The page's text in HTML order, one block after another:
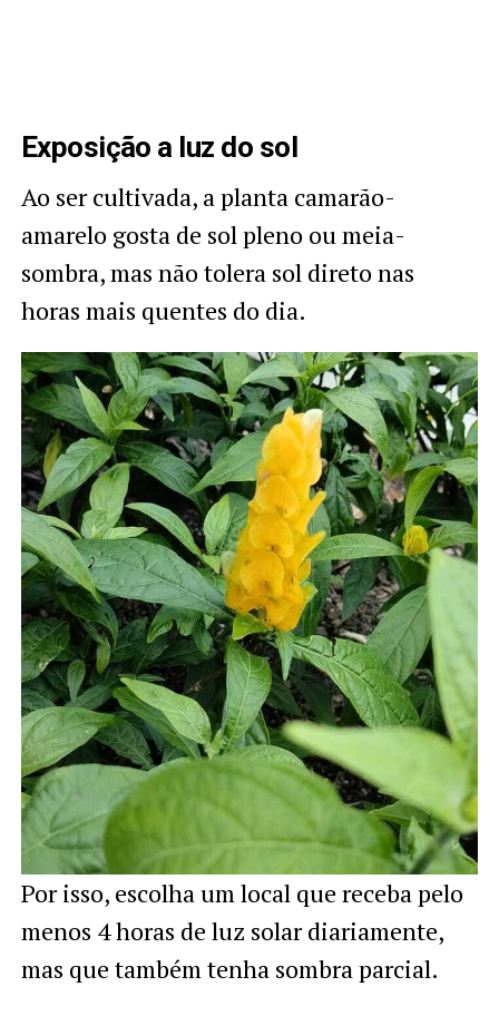
Exposição a luz do sol
Ao ser cultivada, a planta camarão-
amarelo gosta de sol pleno ou meia-
sombra, mas não tolera sol direto nas
horas mais quentes do dia.
Por isso, escolha um local que receba pelo
menos 4 horas de luz solar diariamente,
mas que também tenha sombra parcial.